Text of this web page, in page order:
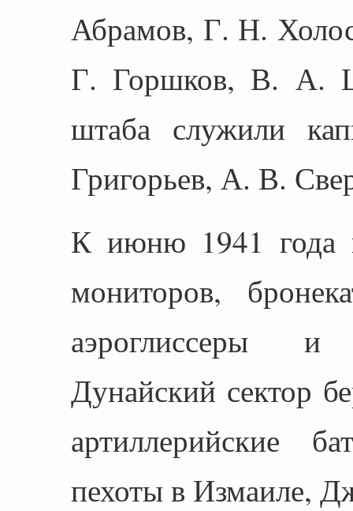
Абрамов, Г. Н.
Г. Горшков, В. А.
штаба служили
Григорьев, А. В.
К июню 1941 года
мониторов,
аэроглиссеры и
Дунайский сектор
артиллерийские
пехоты в Измаиле,